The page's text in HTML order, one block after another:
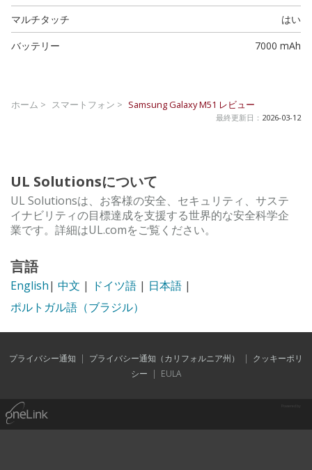
マルチタッチ
はい
バッテリー
7000 mAh
ホーム > スマートフォン > Samsung Galaxy M51 レビュー
最終更新日： 2026-03-12
UL Solutionsについて
UL Solutionsは、お客様の安全、セキュリティ、サステ
イナビリティの目標達成を支援する世界的な安全科学企
業です。詳細はUL.comをご覧ください。
言語
English| 中文 | ドイツ語 | 日本語 |
ポルトガル語（ブラジル）
プライバシー通知 | プライバシー通知（カリフォルニア州） | クッキーポリ
シー | EULA